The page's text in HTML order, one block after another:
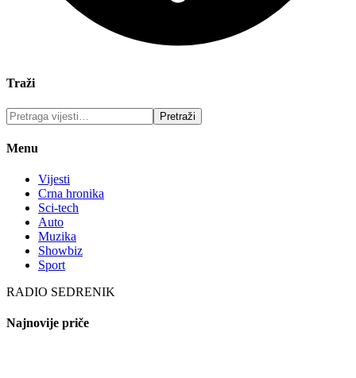
Traži
Menu
Vijesti
Crna hronika
Sci-tech
Auto
Muzika
Showbiz
Sport
RADIO SEDRENIK
Najnovije priče